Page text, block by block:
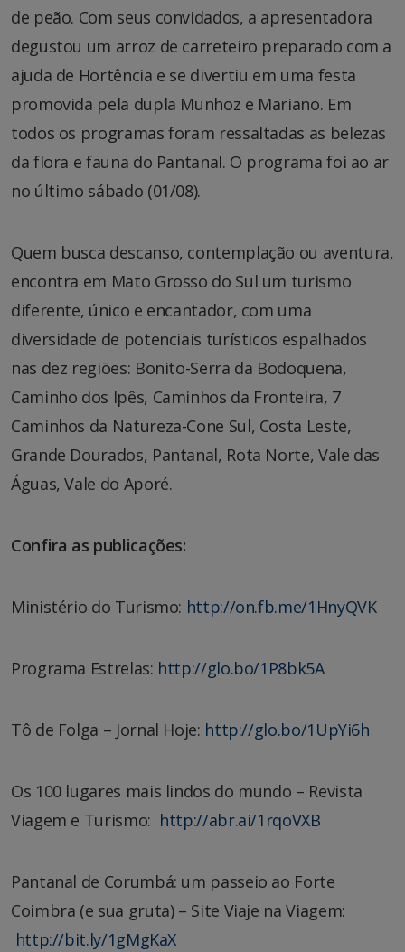
de peão. Com seus convidados, a apresentadora
degustou um arroz de carreteiro preparado com a
ajuda de Hortência e se divertiu em uma festa
promovida pela dupla Munhoz e Mariano. Em
todos os programas foram ressaltadas as belezas
da flora e fauna do Pantanal. O programa foi ao ar
no último sábado (01/08).
Quem busca descanso, contemplação ou aventura,
encontra em Mato Grosso do Sul um turismo
diferente, único e encantador, com uma
diversidade de potenciais turísticos espalhados
nas dez regiões: Bonito-Serra da Bodoquena,
Caminho dos Ipês, Caminhos da Fronteira, 7
Caminhos da Natureza-Cone Sul, Costa Leste,
Grande Dourados, Pantanal, Rota Norte, Vale das
Águas, Vale do Aporé.
Confira as publicações:
Ministério do Turismo: http://on.fb.me/1HnyQVK
Programa Estrelas: http://glo.bo/1P8bk5A
Tô de Folga – Jornal Hoje: http://glo.bo/1UpYi6h
Os 100 lugares mais lindos do mundo – Revista
Viagem e Turismo: http://abr.ai/1rqoVXB
Pantanal de Corumbá: um passeio ao Forte
Coimbra (e sua gruta) – Site Viaje na Viagem:
http://bit.ly/1gMgKaX